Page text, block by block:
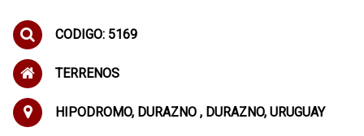
CODIGO: 5169
TERRENOS
HIPODROMO, DURAZNO , DURAZNO, URUGUAY